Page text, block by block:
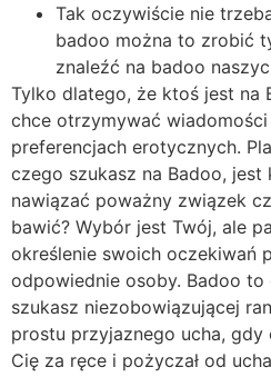
Tak oczywiście nie
badoo można to zrobić
znaleźć na badoo
Tylko dlatego, że ktoś jest na
chce otrzymywać
preferencjach erotycznych.
czego szukasz na Badoo, jest
nawiązać poważny związek
bawić? Wybór jest Twój, ale
określenie swoich oczekiwań
odpowiednie osoby. Badoo to
szukasz niezobowiązującej
prostu przyjaznego ucha, gdy
Cię za ręce i pożyczał od